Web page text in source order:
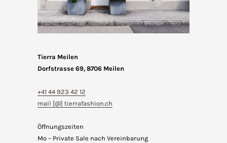
Tierra Meilen
Dorfstrasse 69, 8706 Meilen
+41 44 923 42 12
mail [@] tierrafashion.ch
Öffnungszeiten
Mo – Private Sale nach Vereinbarung